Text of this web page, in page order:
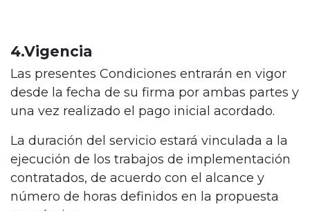
4.Vigencia
Las presentes Condiciones entrarán en vigor
desde la fecha de su firma por ambas partes y
una vez realizado el pago inicial acordado.
La duración del servicio estará vinculada a la
ejecución de los trabajos de implementación
contratados, de acuerdo con el alcance y
número de horas definidos en la propuesta